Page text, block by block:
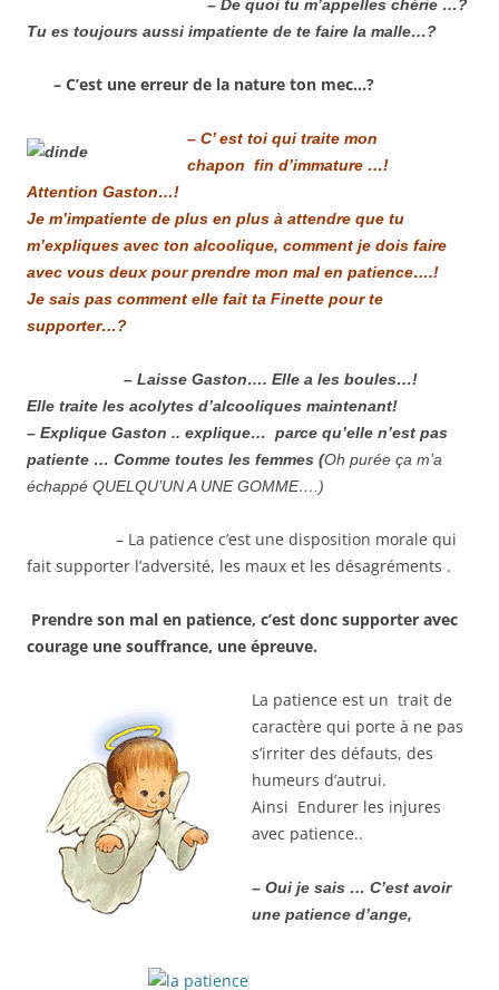
– De quoi tu m’appelles chérie …?
Tu es toujours aussi impatiente de te faire la malle…?
– C’est une erreur de la nature ton mec…?
– C’ est toi qui traite mon
chapon fin d’immature …!
Attention Gaston…!
Je m’impatiente de plus en plus à attendre que tu
m’expliques avec ton alcoolique, comment je dois faire
avec vous deux pour prendre mon mal en patience….!
Je sais pas comment elle fait ta Finette pour te
supporter…?
– Laisse Gaston…. Elle a les boules…!
Elle traite les acolytes d’alcooliques maintenant!
– Explique Gaston .. explique… parce qu’elle n’est pas
patiente … Comme toutes les femmes (Oh purée ça m’a
échappé QUELQU’UN A UNE GOMME….)
– La patience c’est une disposition morale qui
fait supporter l’adversité, les maux et les désagréments .
Prendre son mal en patience, c’est donc supporter avec
courage une souffrance, une épreuve.
La patience est un trait de
caractère qui porte à ne pas
s’irriter des défauts, des
humeurs d’autrui.
Ainsi Endurer les injures
avec patience..
– Oui je sais … C’est avoir
une patience d’ange,